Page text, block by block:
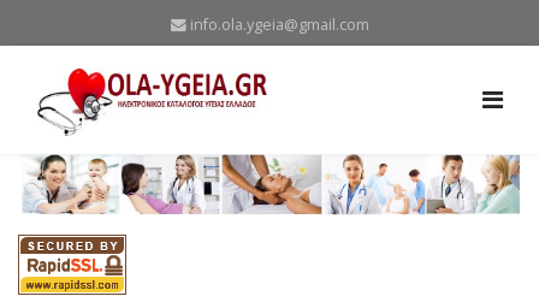
info.ola.ygeia@gmail.com